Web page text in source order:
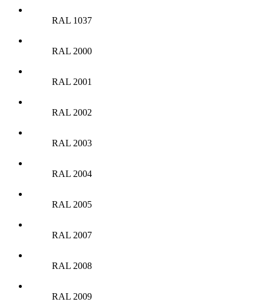
RAL 1037
RAL 2000
RAL 2001
RAL 2002
RAL 2003
RAL 2004
RAL 2005
RAL 2007
RAL 2008
RAL 2009